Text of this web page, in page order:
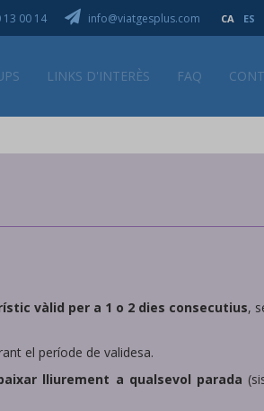
13 00 14 info@viatgesplus.com CA ES
LINKS D'INTERÈS FAQ
vàlid per a 1 o 2 dies consecutius,
el període de validesa.
lliurement a qualsevol parada